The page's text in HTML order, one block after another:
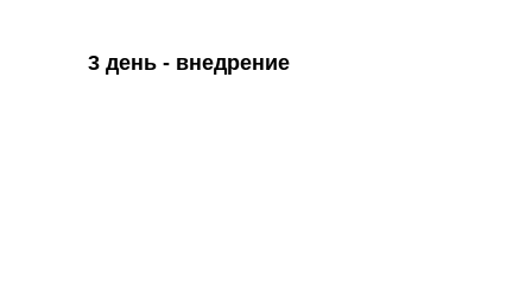
3 день - внедрение